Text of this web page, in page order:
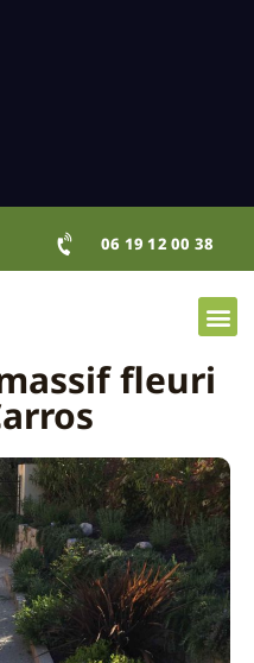
06 19 12 00 38
fleuri